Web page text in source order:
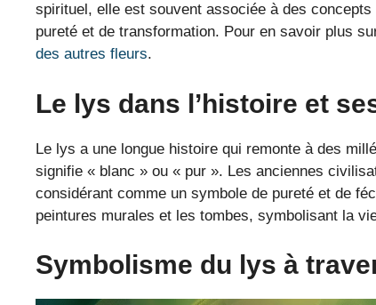
spirituel, elle est souvent associée à des
pureté et de transformation. Pour en savoir plus
des autres fleurs.
Le lys dans l’histoire et
Le lys a une longue histoire qui remonte à des
signifie « blanc » ou « pur ». Les anciennes
considérant comme un symbole de pureté et de
peintures murales et les tombes, symbolisant la
Symbolisme du lys à